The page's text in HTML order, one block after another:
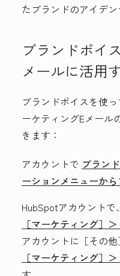
たブランドのアイデン
ブランドボイ
メールに活用
ブランドボイスを使
ーケティングEメール
きます：
アカウントで ブランド
ーションメニューか
HubSpotアカウントで、
［マーケティング］＞
アカウントに ［その
［マーケティング］＞